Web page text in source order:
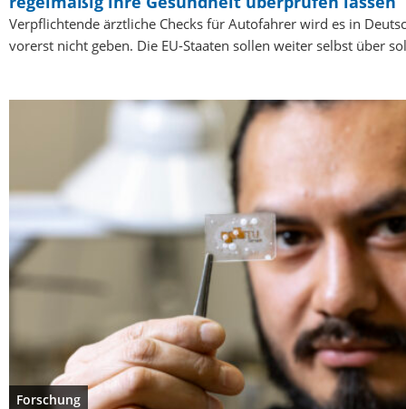
Verpflichtende ärztliche Checks für Autofahrer wird es in
vorerst nicht geben. Die EU-Staaten sollen weiter selbst über
Forschung